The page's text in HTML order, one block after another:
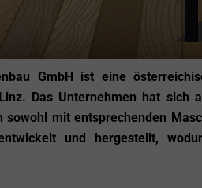
GmbH ist eine
Das Unternehmen hat sich
sowohl mit entsprechenden
und hergestellt,